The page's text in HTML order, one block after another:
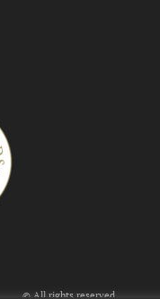
© All rights reserved